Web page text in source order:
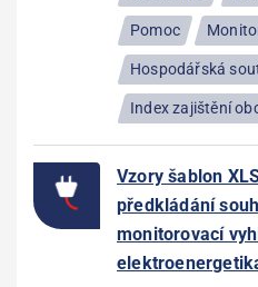
Pomoc
Hospodářská
Index zajištění
Vzory šablon
předkládání
monitorovací